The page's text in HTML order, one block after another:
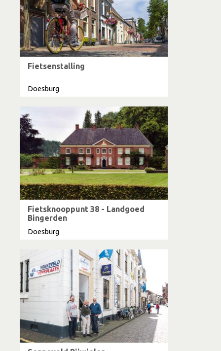
Fietsenstalling
Doesburg
Fietsknooppunt 38 - Landgoed
Bingerden
Doesburg